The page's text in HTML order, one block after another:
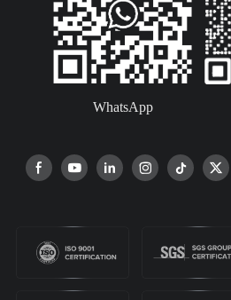
WhatsApp